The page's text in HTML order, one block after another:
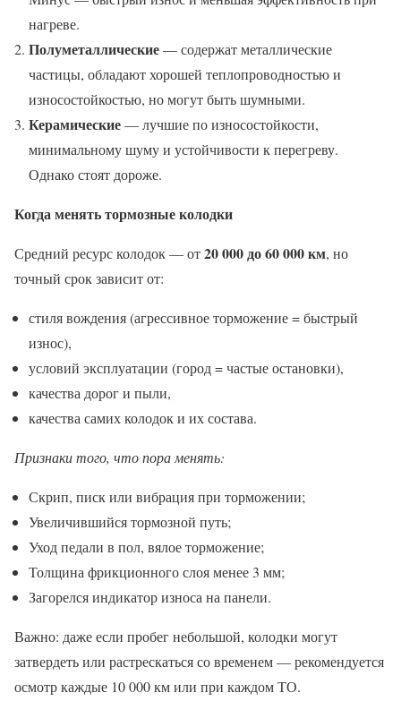
нагреве.
Полуметаллические— содержат металлические
частицы, обладают хорошей теплопроводностью и
износостойкостью, но могут быть шумными.
Керамические— лучшие по износостойкости,
минимальному шуму и устойчивости к перегреву.
Однако стоят дороже.
Когда менять тормозные колодки
Средний ресурс колодок — от20 000 до 60 000 км, но
точный срок зависит от:
стиля вождения (агрессивное торможение = быстрый
износ),
условий эксплуатации (город = частые остановки),
качества дорог и пыли,
качества самих колодок и их состава.
Признаки того, что пора менять:
Скрип, писк или вибрация при торможении;
Увеличившийся тормозной путь;
Уход педали в пол, вялое торможение;
Толщина фрикционного слоя менее 3 мм;
Загорелся индикатор износа на панели.
Важно: даже если пробег небольшой, колодки могут
затвердеть или растрескаться со временем — рекомендуется
осмотр каждые 10 000 км или при каждом ТО.